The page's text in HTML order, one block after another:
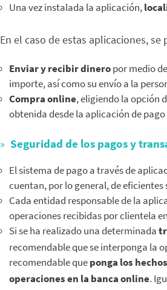
Una vez instalada la aplicación,
En el caso de estas aplicaciones,
Enviar y recibir dineropor medio
importe, así como su envío a la
Compra online, eligiendo la opción
obtenida desde la aplicación de
Seguridad de los pagos y
El sistema de pago a través de
cuentan, por lo general, de eficientes
Cada entidad responsable de la
operaciones recibidas por clientela
Si se ha realizado una determinada
recomendable que se interponga la
recomendable queponga los
operaciones en la banca online.